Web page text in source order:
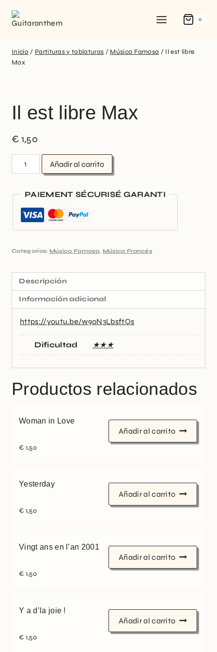
0
Inicio / Partituras y tablaturas / Música Famosa / Il est libre
Max
Il est libre Max
€ 1,50
Añadir al carrito
PAIEMENT SÉCURISÉ GARANTI
Categorías: Música Famosa, Música Francés
Descripción
Información adicional
https://youtu.be/w90N3LbsftQs
Dificultad ★★★
Productos relacionados
Woman in Love
€ 1,50
Añadir al carrito
Yesterday
€ 1,50
Añadir al carrito
Vingt ans en l’an 2001
€ 1,50
Añadir al carrito
Y a d’la joie !
€ 1,50
Añadir al carrito